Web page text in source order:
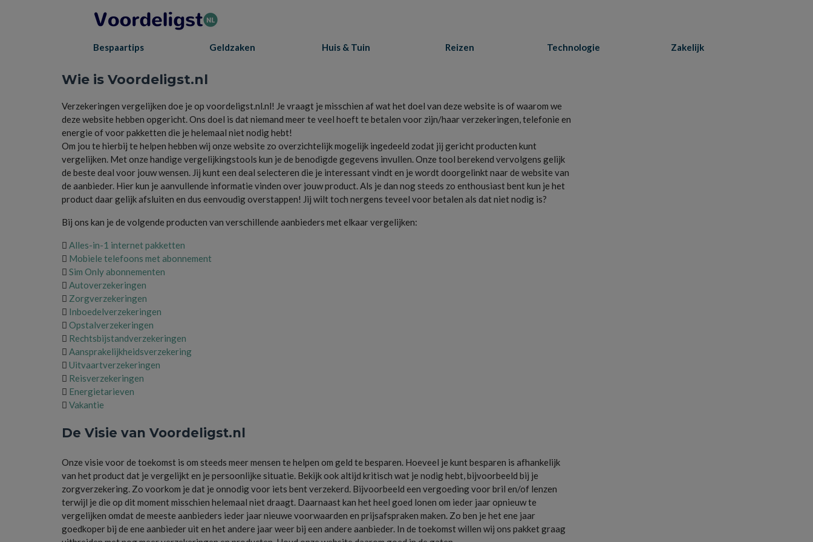
Bespaartips Geldzaken Huis & Tuin Reizen Technologie Zakelijk
Wie is Voordeligst.nl
Verzekeringen vergelijken doe je op voordeligst.nl.nl! Je vraagt je misschien af wat het doel van deze website is of waarom we
deze website hebben opgericht. Ons doel is dat niemand meer te veel hoeft te betalen voor zijn/haar verzekeringen, telefonie en
energie of voor pakketten die je helemaal niet nodig hebt!
Om jou te hierbij te helpen hebben wij onze website zo overzichtelijk mogelijk ingedeeld zodat jij gericht producten kunt
vergelijken. Met onze handige vergelijkingstools kun je de benodigde gegevens invullen. Onze tool berekend vervolgens gelijk
de beste deal voor jouw wensen. Jij kunt een deal selecteren die je interessant vindt en je wordt doorgelinkt naar de website van
de aanbieder. Hier kun je aanvullende informatie vinden over jouw product. Als je dan nog steeds zo enthousiast bent kun je het
product daar gelijk afsluiten en dus eenvoudig overstappen! Jij wilt toch nergens teveel voor betalen als dat niet nodig is?
Bij ons kan je de volgende producten van verschillende aanbieders met elkaar vergelijken:
 Alles-in-1 internet pakketten
 Mobiele telefoons met abonnement
 Sim Only abonnementen
 Autoverzekeringen
 Zorgverzekeringen
 Inboedelverzekeringen
 Opstalverzekeringen
 Rechtsbijstandverzekeringen
 Aansprakelijkheidsverzekering
 Uitvaartverzekeringen
 Reisverzekeringen
 Energietarieven
 Vakantie
De Visie van Voordeligst.nl
Onze visie voor de toekomst is om steeds meer mensen te helpen om geld te besparen. Hoeveel je kunt besparen is afhankelijk
van het product dat je vergelijkt en je persoonlijke situatie. Bekijk ook altijd kritisch wat je nodig hebt, bijvoorbeeld bij je
zorgverzekering. Zo voorkom je dat je onnodig voor iets bent verzekerd. Bijvoorbeeld een vergoeding voor bril en/of lenzen
terwijl je die op dit moment misschien helemaal niet draagt. Daarnaast kan het heel goed lonen om ieder jaar opnieuw te
vergelijken omdat de meeste aanbieders ieder jaar nieuwe voorwaarden en prijsafspraken maken. Zo ben je het ene jaar
goedkoper bij de ene aanbieder uit en het andere jaar weer bij een andere aanbieder. In de toekomst willen wij ons pakket graag